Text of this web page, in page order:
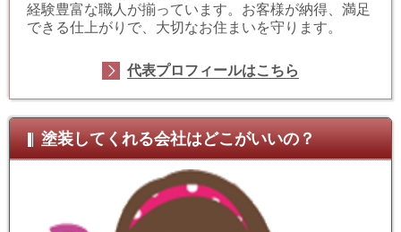
経験豊富な職人が揃っています。お客様が納得、満足
できる仕上がりで、大切なお住まいを守ります。
代表プロフィールはこちら
塗装してくれる会社はどこがいいの？